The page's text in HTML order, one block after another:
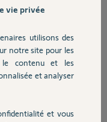
ancienne télécommande
KEYTIS 4 RTS (non NS) ?
vie privée
utilisons des
notre site pour les
le contenu et les
et analyser
et vous